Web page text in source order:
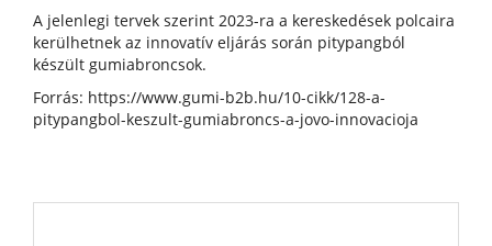
A jelenlegi tervek szerint 2023-ra a kereskedések polcaira
kerülhetnek az innovatív eljárás során pitypangból
készült gumiabroncsok.
Forrás: https://www.gumi-b2b.hu/10-cikk/128-a-
pitypangbol-keszult-gumiabroncs-a-jovo-innovacioja